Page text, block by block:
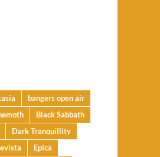
bangers open air
Black Sabbath
Dark Tranquillity
Epica